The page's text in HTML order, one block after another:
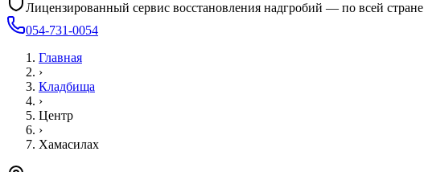
Лицензированный сервис восстановления надгробий — по всей стране
054-731-0054
Главная
›
Кладбища
›
Центр
›
Хамасилах